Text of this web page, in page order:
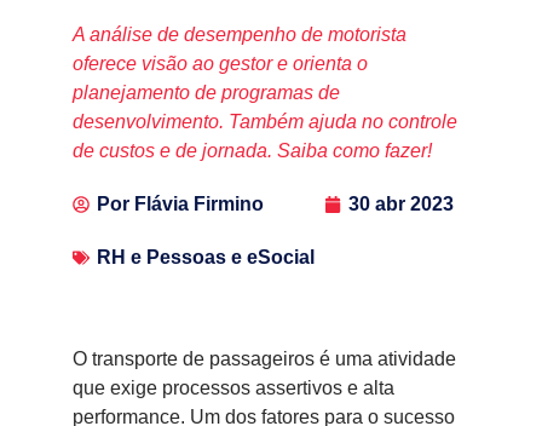
A análise de desempenho de motorista
oferece visão ao gestor e orienta o
planejamento de programas de
desenvolvimento. Também ajuda no controle
de custos e de jornada. Saiba como fazer!
Por Flávia Firmino 30 abr 2023
RH e Pessoas e eSocial
O transporte de passageiros é uma atividade
que exige processos assertivos e alta
performance. Um dos fatores para o sucesso